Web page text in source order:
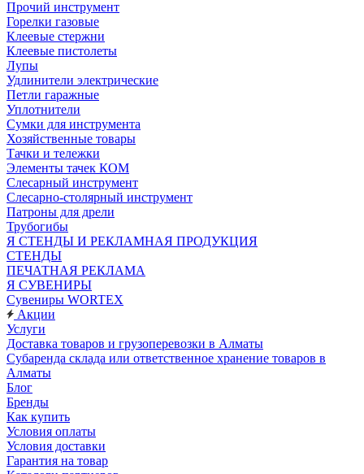
Прочий инструмент
Горелки газовые
Клеевые стержни
Клеевые пистолеты
Лупы
Удлинители электрические
Петли гаражные
Уплотнители
Сумки для инструмента
Хозяйственные товары
Тачки и тележки
Элементы тачек КОМ
Слесарный инструмент
Слесарно-столярный инструмент
Патроны для дрели
Трубогибы
Я СТЕНДЫ И РЕКЛАМНАЯ ПРОДУКЦИЯ
СТЕНДЫ
ПЕЧАТНАЯ РЕКЛАМА
Я СУВЕНИРЫ
Сувениры WORTEX
Акции
Услуги
Доставка товаров и грузоперевозки в Алматы
Субаренда склада или ответственное хранение товаров в
Алматы
Блог
Бренды
Как купить
Условия оплаты
Условия доставки
Гарантия на товар